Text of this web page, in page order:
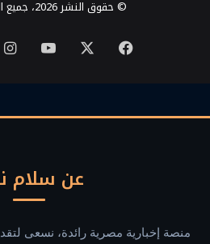
© حقوق النشر 2026، جميع الحقوق محفوظة
فيسبوك
عن سلام
منصة إخبارية مصرية رائدة، نسعى